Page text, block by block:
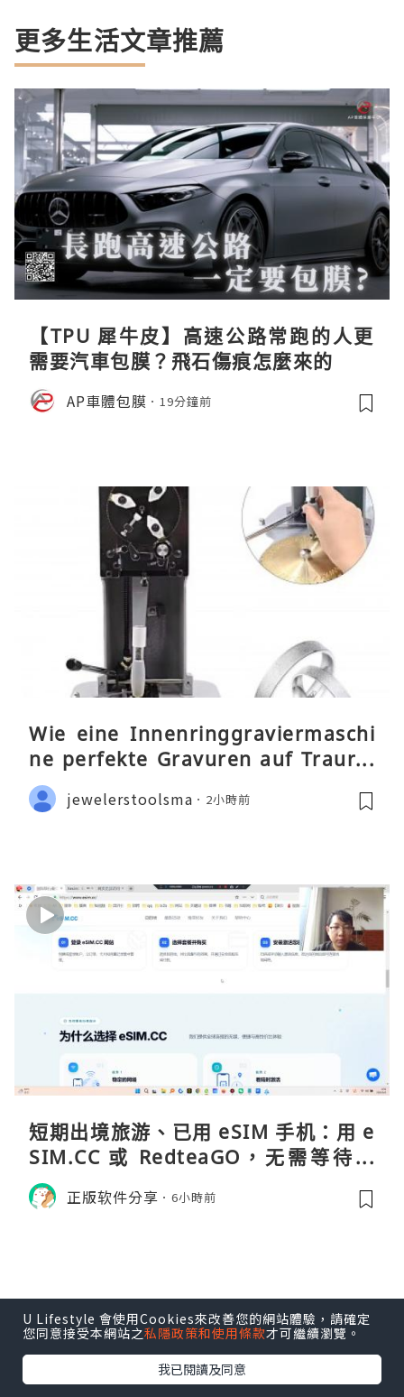
更多生活文章推薦
【TPU 犀牛皮】高速公路常跑的人更
需要汽車包膜？飛石傷痕怎麼來的
AP車體包膜 19分鐘前
Wie eine Innenringgraviermaschi
ne perfekte Gravuren auf Traurin
gen ermöglicht
jewelerstoolsma 2小時前
短期出境旅游、已用 eSIM 手机：用 e
SIM.CC 或 RedteaGO，无需等待收
货。需要“当地号码 + 通话短信”（如
打车、外卖、客户联络）：优先 Redt
正版软件分享 6小時前
U Lifestyle 會使用Cookies來改善您的網站體驗，請確定
您同意接受本網站之私隱政策和使用條款才可繼續瀏覽。
我已閱讀及同意